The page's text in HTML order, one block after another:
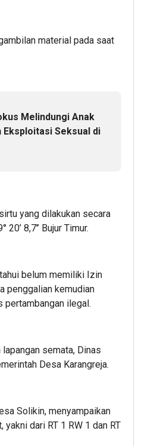
material pada saat
Melindungi Anak
Eksploitasi Seksual di
yang dilakukan secara
8,7’’ Bujur Timur.
belum memiliki Izin
penggalian kemudian
pertambangan ilegal.
semata, Dinas
Desa Karangreja.
Solikin, menyampaikan
dari RT 1 RW 1 dan RT